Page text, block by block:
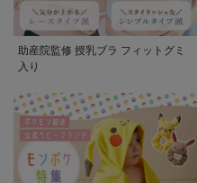
助産院監修 授乳ブラ フィットグミ
入り